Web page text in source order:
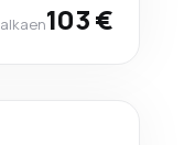
alkaen103 €